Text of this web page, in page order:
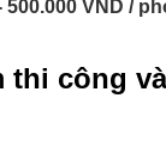
500.000 VND /
thi công